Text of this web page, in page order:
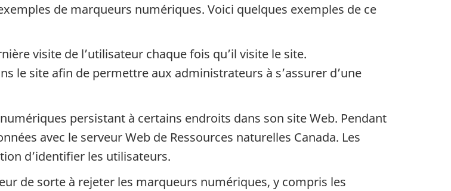
de marqueurs numériques. Voici quelques exemples de ce
visite de l’utilisateur chaque fois qu’il visite le site.
le site afin de permettre aux administrateurs à s’assurer d’une
persistant à certains endroits dans son site Web. Pendant
avec le serveur Web de Ressources naturelles Canada. Les
d’identifier les utilisateurs.
de sorte à rejeter les marqueurs numériques, y compris les